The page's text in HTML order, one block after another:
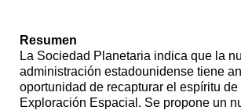
Resumen
La Sociedad Planetaria indica que la
administración estadounidense tiene
oportunidad de recapturar el espíritu
Exploración Espacial. Se propone un